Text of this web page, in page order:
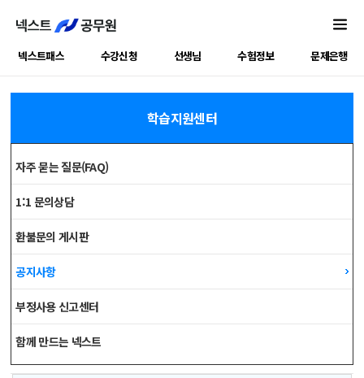
넥스트패스 수강신청 선생님 수험정보 문제은행
학습지원센터
학습지원센터
자주 묻는 질문(FAQ)
1:1 문의상담
환불문의 게시판
공지사항
부정사용 신고센터
함께 만드는 넥스트